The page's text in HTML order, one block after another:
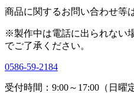
商品に関するお問い合わせ等
※製作中は電話に出られない
でご了承ください。
0586-59-2184
受付時間：9:00～17:00（日曜